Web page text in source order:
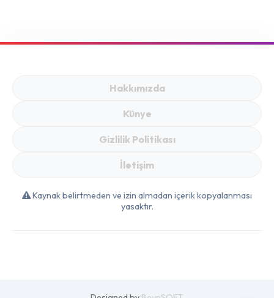
Yönetmek
Hakkımızda
Künye
Gizlilik Politikası
İletişim
Kaynak belirtmeden ve izin almadan içerik kopyalanması
yasaktır.